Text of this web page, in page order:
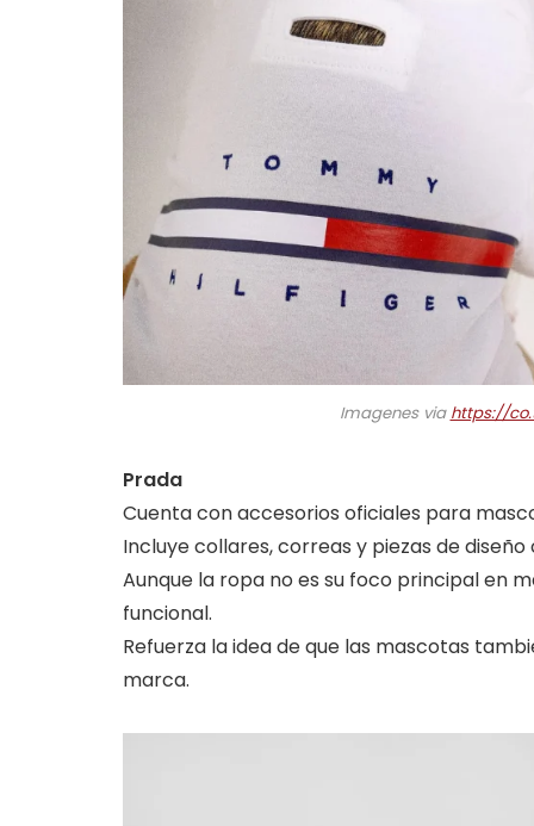
Imagenes via https://
Prada
Cuenta con accesorios oficiales para
Incluye collares, correas y piezas de
Aunque la ropa no es su foco principal en
funcional.
Refuerza la idea de que las mascotas
marca.